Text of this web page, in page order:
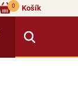
Košík
0